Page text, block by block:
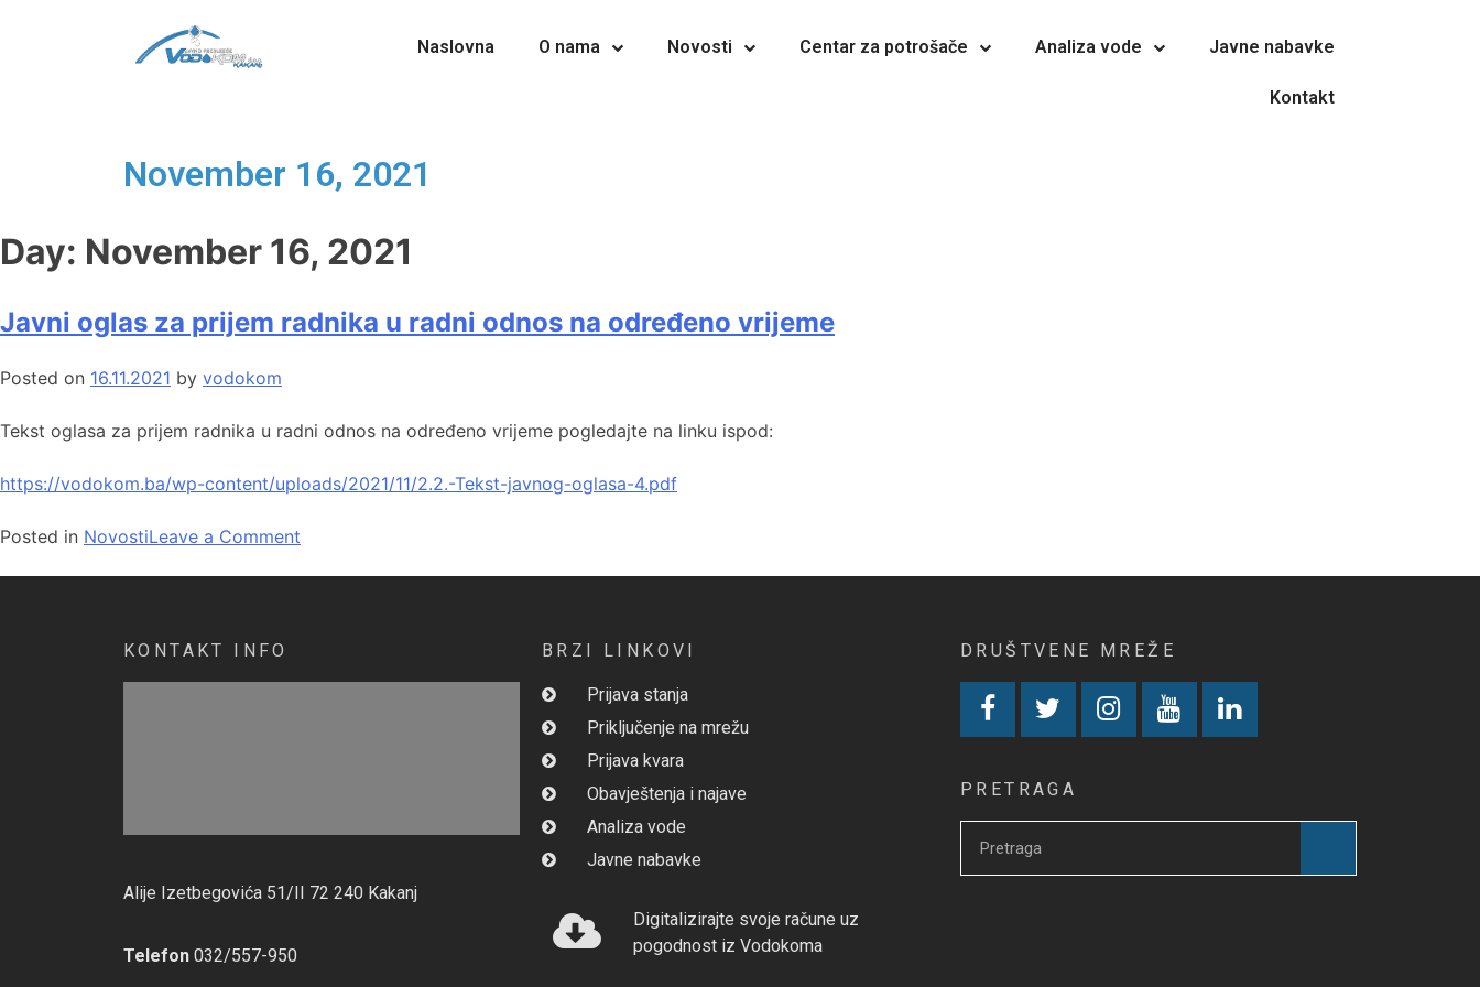
Naslovna O nama Novosti Centar za potrošače Analiza vode Javne nabavke
Kontakt
November 16, 2021
Day: November 16, 2021
Javni oglas za prijem radnika u radni odnos na određeno vrijeme
Posted on 16.11.2021 by vodokom
Tekst oglasa za prijem radnika u radni odnos na određeno vrijeme pogledajte na linku ispod:
https://vodokom.ba/wp-content/uploads/2021/11/2.2.-Tekst-javnog-oglasa-4.pdf
Posted in NovostiLeave a Comment
KONTAKT INFO
Alije Izetbegovića 51/II 72 240 Kakanj
Telefon 032/557-950
BRZI LINKOVI
Prijava stanja
Priključenje na mrežu
Prijava kvara
Obavještenja i najave
Analiza vode
Javne nabavke
Digitalizirajte svoje račune uz
pogodnost iz Vodokoma
DRUŠTVENE MREŽE
PRETRAGA